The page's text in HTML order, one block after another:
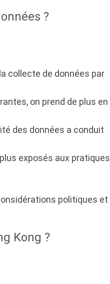
?
collecte de données par
on prend de plus en
des données a conduit
exposés aux pratiques
politiques et
Kong ?